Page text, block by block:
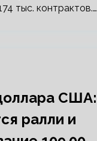
тыс. контрактов.…
США:
ралли и